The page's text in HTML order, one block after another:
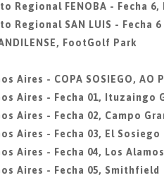
Regional FENOBA - Fecha
Regional SAN LUIS - Fecha
FootGolf Park
Aires - COPA SOSIEGO, AO
Aires - Fecha 01, Ituzaingo
Aires - Fecha 02, Campo
Aires - Fecha 03, El Sosiego
Aires - Fecha 04, Los Alamos
Aires - Fecha 05, Smithfield